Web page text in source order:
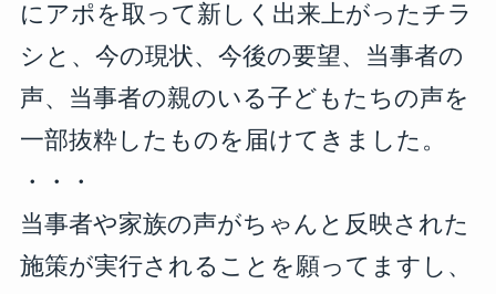
にアポを取って新しく出来上がったチラ
シと、今の現状、今後の要望、当事者の
声、当事者の親のいる子どもたちの声を
一部抜粋したものを届けてきました。
・・・
当事者や家族の声がちゃんと反映された
施策が実行されることを願ってますし、